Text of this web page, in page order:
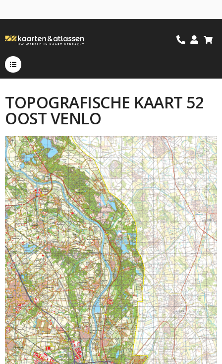
TOPOGRAFISCHE KAART 52
OOST VENLO